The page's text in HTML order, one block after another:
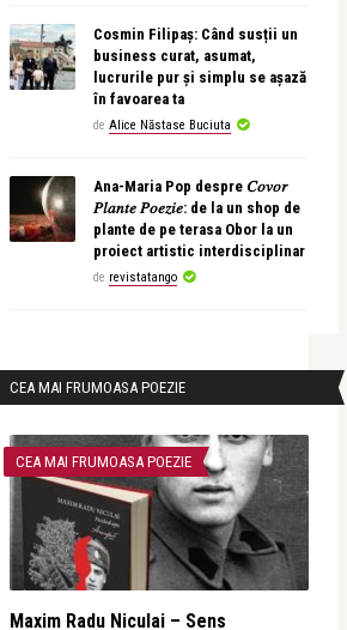
Cosmin Filipaș: Când susții un
business curat, asumat,
lucrurile pur și simplu se așază
în favoarea ta
de Alice Năstase Buciuta
Ana-Maria Pop despre 𝐶𝑜𝑣𝑜𝑟
𝑃𝑙𝑎𝑛𝑡𝑒 𝑃𝑜𝑒𝑧𝑖𝑒: de la un shop de
plante de pe terasa Obor la un
proiect artistic interdisciplinar
de revistatango
CEA MAI FRUMOASA POEZIE
CEA MAI FRUMOASA POEZIE
Maxim Radu Niculai – Sens